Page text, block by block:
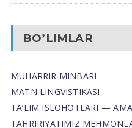
BO’LIMLAR
MUHARRIR MINBARI
MATN LINGVISTIKASI
TA’LIM ISLOHOTLARI —
TAHRIRIYATIMIZ